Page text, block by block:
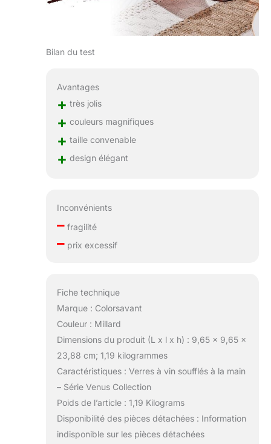
Bilan du test
Avantages
+ très jolis
+ couleurs magnifiques
+ taille convenable
+ design élégant
Inconvénients
–fragilité
–prix excessif
Fiche technique
Marque : Colorsavant
Couleur : Millard
Dimensions du produit (L x l x h) : 9,65 x 9,65 x
23,88 cm; 1,19 kilogrammes
Caractéristiques : Verres à vin soufflés à la main
– Série Venus Collection
Poids de l’article : 1,19 Kilograms
Disponibilité des pièces détachées : Information
indisponible sur les pièces détachées